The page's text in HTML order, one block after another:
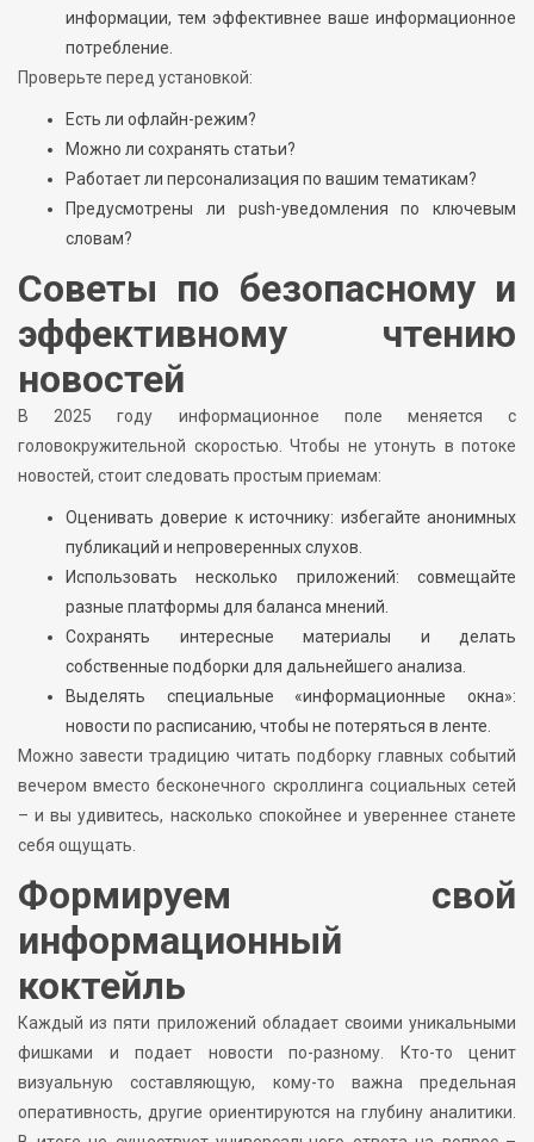
информации, тем эффективнее ваше информационное
потребление.
Проверьте перед установкой:
Есть ли офлайн-режим?
Можно ли сохранять статьи?
Работает ли персонализация по вашим тематикам?
Предусмотрены ли push-уведомления по ключевым
словам?
Советы по безопасному и
эффективному чтению
новостей
В 2025 году информационное поле меняется с
головокружительной скоростью. Чтобы не утонуть в потоке
новостей, стоит следовать простым приемам:
Оценивать доверие к источнику: избегайте анонимных
публикаций и непроверенных слухов.
Использовать несколько приложений: совмещайте
разные платформы для баланса мнений.
Сохранять интересные материалы и делать
собственные подборки для дальнейшего анализа.
Выделять специальные «информационные окна»:
новости по расписанию, чтобы не потеряться в ленте.
Можно завести традицию читать подборку главных событий
вечером вместо бесконечного скроллинга социальных сетей
– и вы удивитесь, насколько спокойнее и увереннее станете
себя ощущать.
Формируем свой
информационный
коктейль
Каждый из пяти приложений обладает своими уникальными
фишками и подает новости по-разному. Кто-то ценит
визуальную составляющую, кому-то важна предельная
оперативность, другие ориентируются на глубину аналитики.